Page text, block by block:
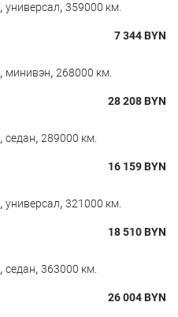
, универсал, 359000 км.
7 344BYN
, минивэн, 268000 км.
28 208BYN
, седан, 289000 км.
16 159BYN
, универсал, 321000 км.
18 510BYN
, седан, 363000 км.
26 004BYN